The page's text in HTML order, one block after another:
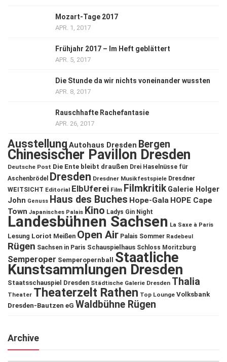
Mozart-Tage 2017
APR. 1, 2017
Frühjahr 2017 – Im Heft geblättert
APR. 5, 2017
Die Stunde da wir nichts voneinander wussten
APR. 8, 2017
Rauschhafte Rachefantasie
APR. 26, 2017
Ausstellung Autohaus Dresden Bergen
Chinesischer Pavillon Dresden
Deutsche Post Die Ente bleibt draußen Drei Haselnüsse für
Aschenbrödel
Dresden Dresdner Musikfestspiele Dresdner
WEITSICHT Editorial ElbUferei Film Filmkritik Galerie Holger
John Genuss Haus des Buches Hope-Gala HOPE Cape
Town Japanisches Palais Kino Ladys Gin Night
Landesbühnen Sachsen La Saxe à Paris
Lesung Loriot Meißen Open Air Palais Sommer Radebeul
Rügen Sachsen in Paris Schauspielhaus Schloss Moritzburg
Semperoper Semperopernball Staatliche
Kunstsammlungen Dresden
Staatsschauspiel Dresden Städtische Galerie Dresden Thalia
Theater Theaterzelt Rathen Top Lounge Volksbank
Dresden-Bautzen eG Waldbühne Rügen
Archive